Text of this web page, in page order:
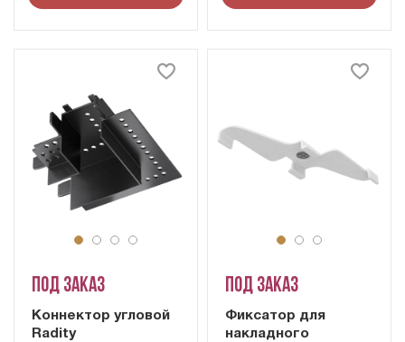
Под заказ
Коннектор угловой
Radity
Под заказ
Фиксатор для
накладного